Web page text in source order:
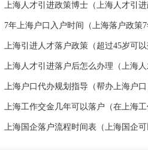
上海人才引进政策博士（上海人才引进
7年上海户口入户时间（上海落户政策7
上海引进人才落户政策（超过45岁可以
上海人才引进落户后怎么办理（上海人
上海户口代办规划指导（帮办上海户口
上海工作交金几年可以落户（在上海工
上海国企落户流程时间表（上海国企可